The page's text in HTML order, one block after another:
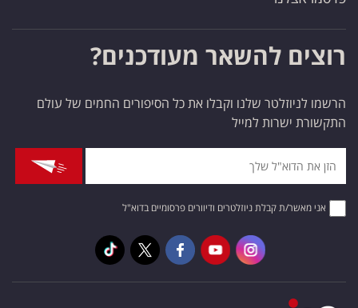
רוצים להשאר מעודכנים?
הרשמו לניוזלטר שלנו וקבלו את כל הסיפורים החמים של עולם
התקשורת ישרות למייל
אני מאשר/ת קבלת ניוזלטרים ודיוורים פרסומיים בדוא"ל